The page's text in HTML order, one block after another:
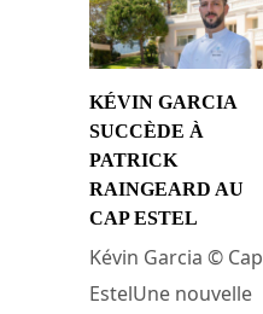
KÉVIN GARCIA
SUCCÈDE À
PATRICK
RAINGEARD AU
CAP ESTEL
Kévin Garcia © Cap
EstelUne nouvelle